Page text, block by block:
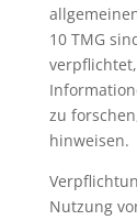
10 TMG
zu
hinweisen.
Nutzung